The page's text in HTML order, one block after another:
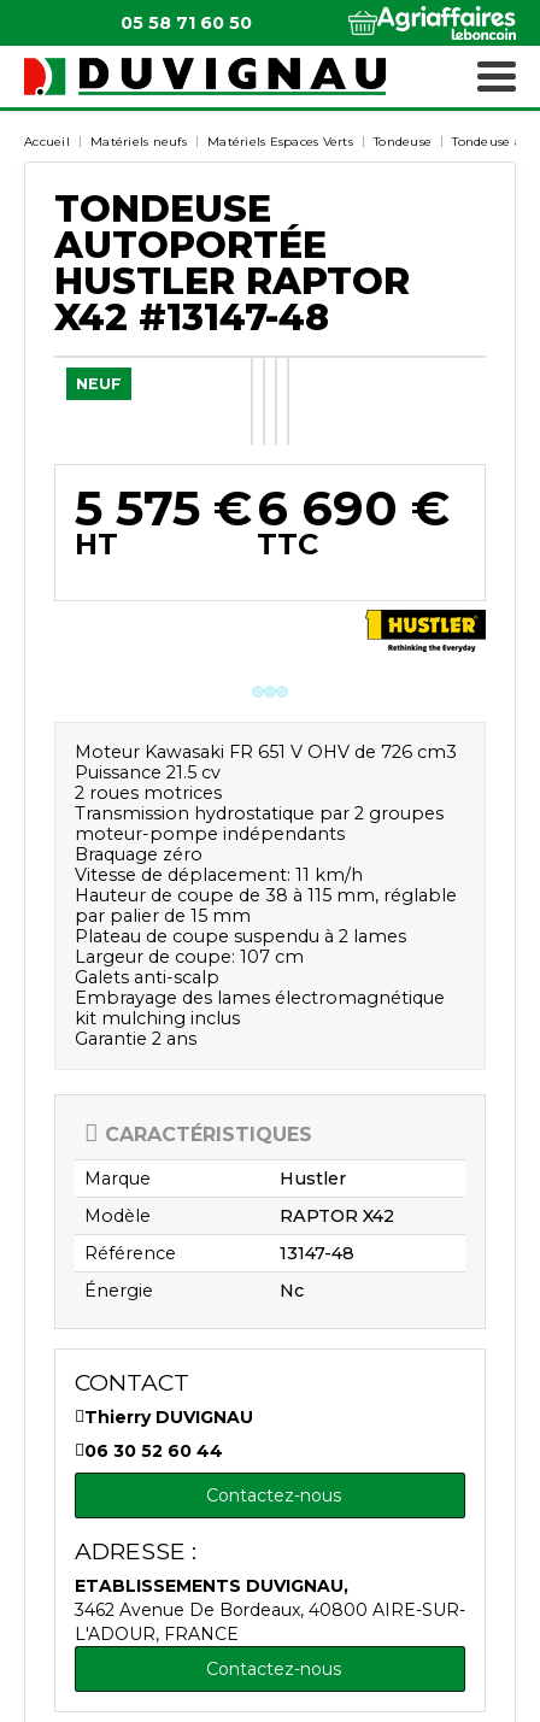
05 58 71 60 50
Accueil Matériels neufs Matériels Espaces Verts Tondeuse Tondeuse
TONDEUSE
AUTOPORTÉE
HUSTLER RAPTOR
X42 #13147-48
NEUF
Moteur Kawasaki FR 651 V OHV de 726 cm3
Puissance 21.5 cv
2 roues motrices
Transmission hydrostatique par 2 groupes
moteur-pompe indépendants
Braquage zéro
Vitesse de déplacement: 11 km/h
Hauteur de coupe de 38 à 115 mm, réglable
par palier de 15 mm
Plateau de coupe suspendu à 2 lames
Largeur de coupe: 107 cm
Galets anti-scalp
Embrayage des lames électromagnétique
kit mulching inclus
Garantie 2 ans
CARACTÉRISTIQUES
Marque
Hustler
Modèle
RAPTOR X42
Référence
13147-48
Énergie
Nc
5 575 €
HT
6 690 €
TTC
CONTACT
Thierry DUVIGNAU
06 30 52 60 44
Contactez-nous
Contactez-nous
ADRESSE :
ETABLISSEMENTS DUVIGNAU,
3462 Avenue De Bordeaux, 40800 AIRE-SUR-
L'ADOUR, FRANCE